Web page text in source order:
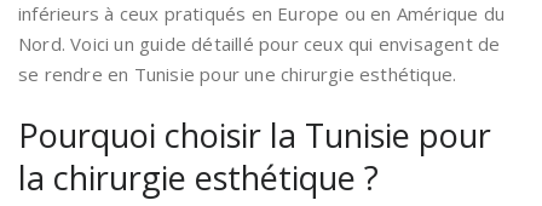
inférieurs à ceux pratiqués en Europe ou en Amérique du
Nord. Voici un guide détaillé pour ceux qui envisagent de
se rendre en Tunisie pour une chirurgie esthétique.
Pourquoi choisir la Tunisie pour
la chirurgie esthétique ?